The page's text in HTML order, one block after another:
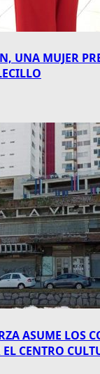
UNA MUJER
ASUME LOS
CENTRO